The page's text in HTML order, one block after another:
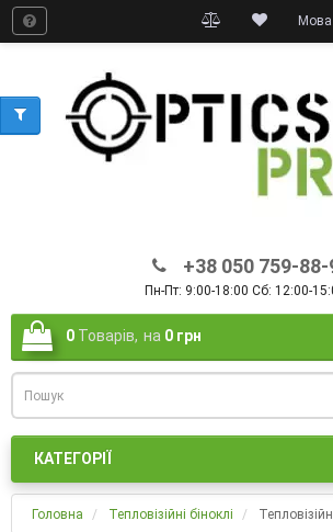
Мова
+38 050 759-88-
Пн-Пт: 9:00-18:00 Сб: 12:00-
0 Товарів, на 0 грн
КАТЕГОРІЇ
Головна Тепловізійні біноклі